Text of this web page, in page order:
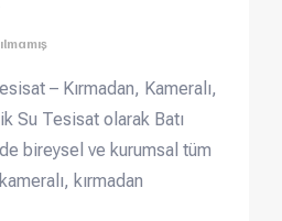
– Kırmadan, Kameralı,
Su Tesisat olarak Batı
bireysel ve kurumsal tüm
kırmadan